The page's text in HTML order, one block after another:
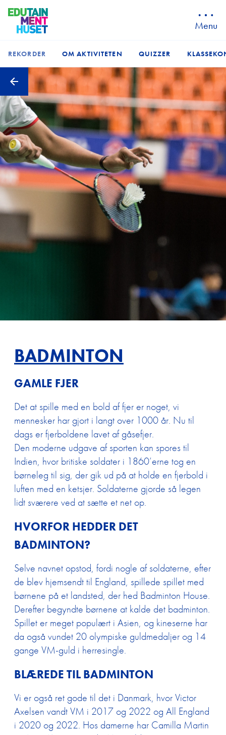
Menu
REKORDER OM AKTIVITETEN QUIZZER
BADMINTON
GAMLE FJER
Det at spille med en bold af fjer er noget, vi
mennesker har gjort i langt over 1000 år. Nu til
dags er fjerboldene lavet af gåsefjer.
Den moderne udgave af sporten kan spores til
Indien, hvor britiske soldater i 1860’erne tog en
børneleg til sig, der gik ud på at holde en fjerbold i
luften med en ketsjer. Soldaterne gjorde så legen
lidt sværere ved at sætte et net op.
HVORFOR HEDDER DET
BADMINTON?
Selve navnet opstod, fordi nogle af soldaterne, efter
de blev hjemsendt til England, spillede spillet med
børnene på et landsted, der hed Badminton House.
Derefter begyndte børnene at kalde det badminton.
Spillet er meget populært i Asien, og kineserne har
da også vundet 20 olympiske guldmedaljer og 14
gange VM-guld i herresingle.
BLÆREDE TIL BADMINTON
Vi er også ret gode til det i Danmark, hvor Victor
Axelsen vandt VM i 2017 og 2022 og All England
i 2020 og 2022. Hos damerne har Camilla Martin